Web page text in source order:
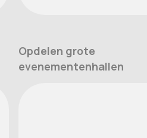
Opdelen grote
evenementenhallen